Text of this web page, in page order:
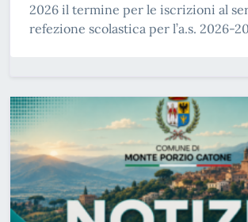
2026 il termine per le iscrizioni al
refezione scolastica per l’a.s. 2026-